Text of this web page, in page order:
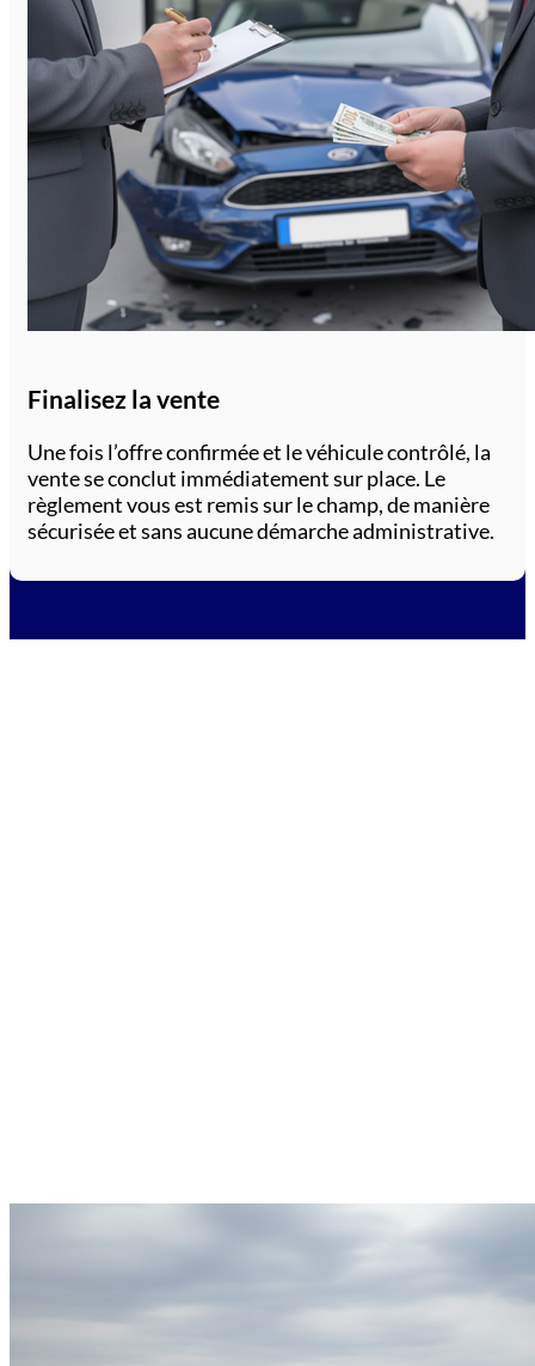
Finalisez la vente
Une fois l’offre confirmée et le véhicule contrôlé, la
vente se conclut immédiatement sur place. Le
règlement vous est remis sur le champ, de manière
sécurisée et sans aucune démarche administrative.